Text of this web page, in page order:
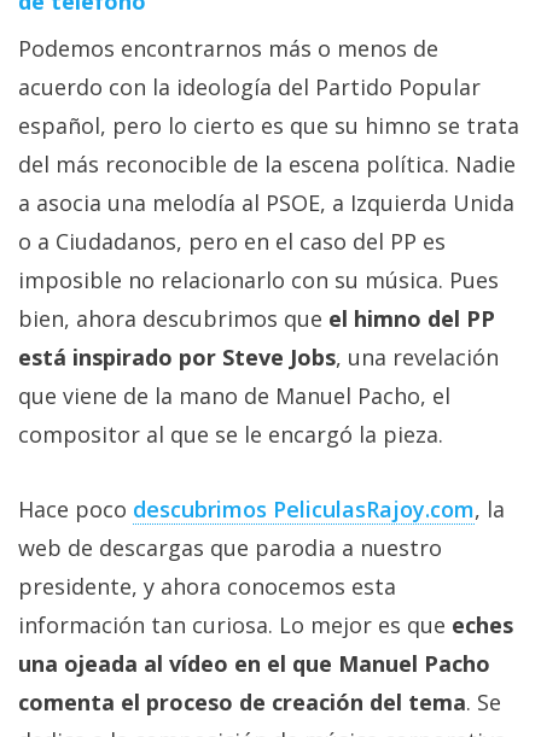
Sistemas
operativos
Profesional
+
Más
temas
Sorteos
Foros
Contacto
Sobre
nosotros
/
Publicidad
/
Cambiar
opciones
de
Podemos encontrarnos más o menos de
acuerdo con la ideología del Partido Popular
español, pero lo cierto es que su himno se trata
del más reconocible de la escena política. Nadie
a asocia una melodía al PSOE, a Izquierda Unida
o a Ciudadanos, pero en el caso del PP es
imposible no relacionarlo con su música. Pues
bien, ahora descubrimos que el himno del PP
está inspirado por Steve Jobs, una revelación
que viene de la mano de Manuel Pacho, el
compositor al que se le encargó la pieza.
Hace poco descubrimos PeliculasRajoy.com, la
web de descargas que parodia a nuestro
presidente, y ahora conocemos esta
información tan curiosa. Lo mejor es que eches
una ojeada al vídeo en el que Manuel Pacho
comenta el proceso de creación del tema. Se